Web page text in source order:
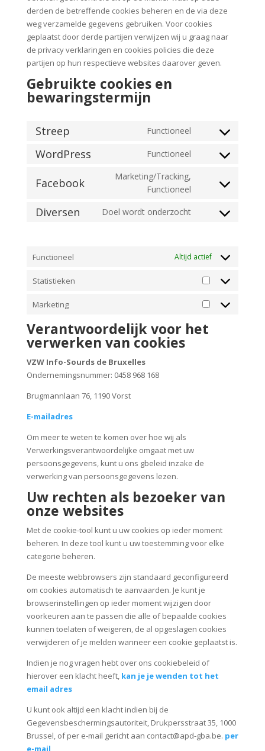
derden de betreffende cookies beheren en de via deze
weg verzamelde gegevens gebruiken. Voor cookies
geplaatst door derde partijen verwijzen wij u graag naar
de privacy verklaringen en cookies policies die deze
partijen op hun respectieve websites daarover geven.
Gebruikte cookies en
bewaringstermijn
Streep Functioneel
Toestemming
WordPress Functioneel
Toestemming
service
Facebook
Marketing/Tracking,
Functioneel
Toestemming
service
Diversen Doel wordt onderzocht
Akkoord
de
#!trpst#trp-
data-
Functioneel Altijd actief
Statistieken
Statistieken
Marketing
Marketing
Verantwoordelijk voor het
verwerken van cookies
VZW Info-Sourds de Bruxelles
Ondernemingsnummer: 0458 968 168
Brugmannlaan 76, 1190 Vorst
E-mailadres
Om meer te weten te komen over hoe wij als
Verwerkingsverantwoordelijke omgaat met uw
persoonsgegevens, kunt u ons gbeleid inzake de
verwerking van persoonsgegevens lezen.
Uw rechten als bezoeker van
onze websites
Met de cookie-tool kunt u uw cookies op ieder moment
beheren. In deze tool kunt u uw toestemming voor elke
categorie beheren.
De meeste webbrowsers zijn standaard geconfigureerd
om cookies automatisch te aanvaarden. Je kunt je
browserinstellingen op ieder moment wijzigen door
voorkeuren aan te passen die alle of bepaalde cookies
kunnen toelaten of weigeren, de al opgeslagen cookies
verwijderen of je melden wanneer een cookie geplaatst is.
Indien je nog vragen hebt over ons cookiebeleid of
hierover een klacht heeft, kan je je wenden tot het
email adres
U kunt ook altijd een klacht indien bij de
Gegevensbeschermingsautoriteit, Drukpersstraat 35, 1000
Brussel, of per e-mail gericht aan contact@apd-gba.be. per
e-mail